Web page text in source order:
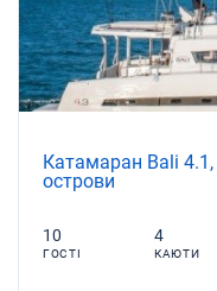
Катамаран Bali
острови
10
ГОСТІ
4
КАЮТИ